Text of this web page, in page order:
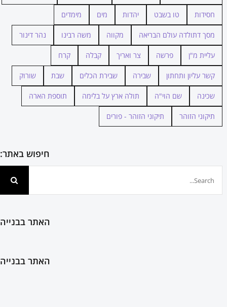
חסידות טו בשבט יהדות מים מימדים
מסך דתולדה עולם הבריאה מקווה משה רבינו נהר דינור
עליית מ"ן פרשה צר ואריך קבלה קרח
קשר עליון ותחתון שבירה שבירת הכלים שבת שורוק
שכינה שם הוי"ה תולה ארץ על בלימה תוספת הארה
תיקוני הזוהר תיקוני הזוהר - פורים
חיפוש באתר:
האתר בבנייה
האתר בבנייה